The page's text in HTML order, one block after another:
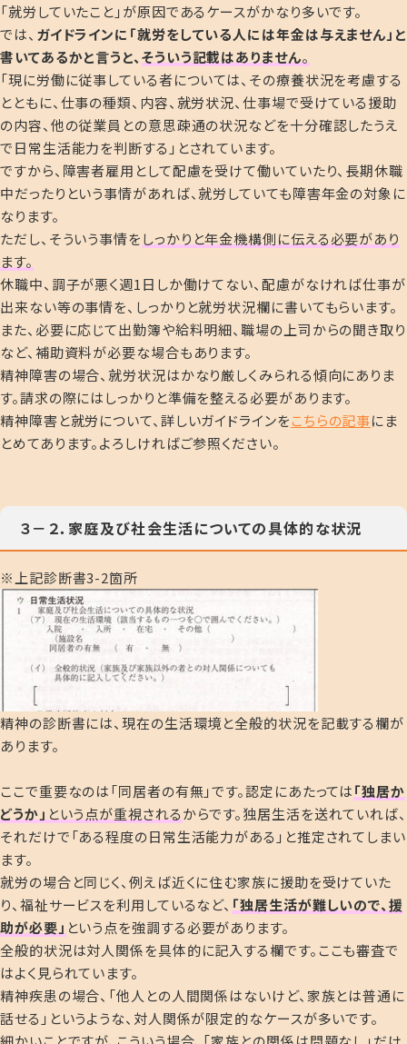
「就労していたこと」が原因であるケースがかなり多いです。
では、 ガイドラインに「就労をしている人には年金は与えません」と
書いてあるかと言うと、そういう記載はありません。
「現に労働に従事している者については、その療養状況を考慮する
とともに、仕事の種類、内容、就労状況、仕事場で受けている援助
の内容、他の従業員との意思疎通の状況などを十分確認したうえ
で日常生活能力を判断する」とされています。
ですから、障害者雇用として配慮を受けて働いていたり、長期休職
中だったりという事情があれば、就労していても障害年金の対象に
なります。
ただし、そういう事情をしっかりと年金機構側に伝える必要があり
ます。
休職中、調子が悪く週1日しか働けてない、配慮がなければ仕事が
出来ない等の事情を、しっかりと就労状況欄に書いてもらいます。
また、必要に応じて出勤簿や給料明細、職場の上司からの聞き取り
など、補助資料が必要な場合もあります。
精神障害の場合、就労状況はかなり厳しくみられる傾向にありま
す。請求の際にはしっかりと準備を整える必要があります。
精神障害と就労について、詳しいガイドラインをこちらの記事にま
とめてあります。よろしければご参照ください。
３－２．家庭及び社会生活についての具体的な状況
※上記診断書3-2箇所
精神の診断書には、現在の生活環境と全般的状況を記載する欄が
あります。
ここで重要なのは「同居者の有無」です。認定にあたっては「独居か
どうか」 という点が重視されるからです。独居生活を送れていれば、
それだけで「ある程度の日常生活能力がある」と推定されてしまい
ます。
就労の場合と同じく、例えば近くに住む家族に援助を受けていた
り、福祉サービスを利用しているなど、 「独居生活が難しいので、援
助が必要」 という点を強調する必要があります。
全般的状況は対人関係を具体的に記入する欄です。ここも審査で
はよく見られています。
精神疾患の場合、「他人との人間関係はないけど、家族とは普通に
話せる」というような、対人関係が限定的なケースが多いです。